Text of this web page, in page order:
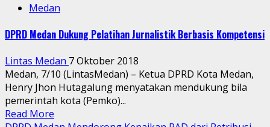
Medan
DPRD Medan Dukung Pelatihan Jurnalistik Berbasis Kompetensi
Lintas Medan 7 Oktober 2018
Medan, 7/10 (LintasMedan) – Ketua DPRD Kota Medan,
Henry Jhon Hutagalung menyatakan mendukung bila
pemerintah kota (Pemko)...
Read More